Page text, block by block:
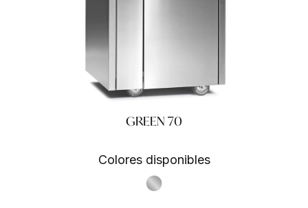
GREEN 70
Colores disponibles
S.Steel SS